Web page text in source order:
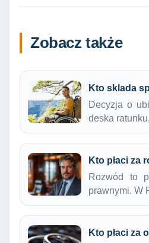
Zobacz także
Kto sklada
Decyzja o
deska
Kto płaci za
Rozwód to
prawnymi. W
Kto płaci za